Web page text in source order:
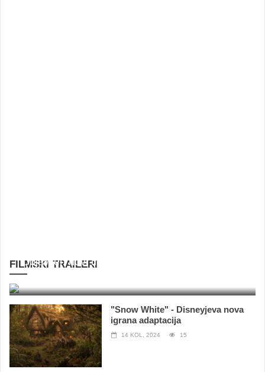
FILMSKI TRAILERI
Objavljen novi trailer za "Kraven The Hunter"
"Snow White" - Disneyjeva nova
igrana adaptacija
14 KOL, 2024 15